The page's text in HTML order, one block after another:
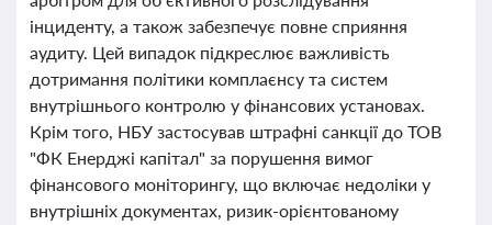
інциденту, а також забезпечує повне сприяння
аудиту. Цей випадок підкреслює важливість
дотримання політики комплаєнсу та систем
внутрішнього контролю у фінансових установах.
Крім того, НБУ застосував штрафні санкції до ТОВ
"ФК Енерджі капітал" за порушення вимог
фінансового моніторингу, що включає недоліки у
внутрішніх документах, ризик-орієнтованому